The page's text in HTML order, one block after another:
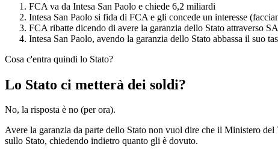
FCA va da Intesa San Paolo e chiede 6,2 miliardi
Intesa San Paolo si fida di FCA e gli concede un interesse
FCA ribatte dicendo di avere la garanzia dello Stato attraverso
Intesa San Paolo, avendo la garanzia dello Stato abbassa il suo
Cosa c'entra quindi lo Stato?
Lo Stato ci metterà dei soldi?
No, la risposta è no (per ora).
Avere la garanzia da parte dello Stato non vuol dire che il Ministero
sullo Stato, chiedendo indietro quanto gli è dovuto.